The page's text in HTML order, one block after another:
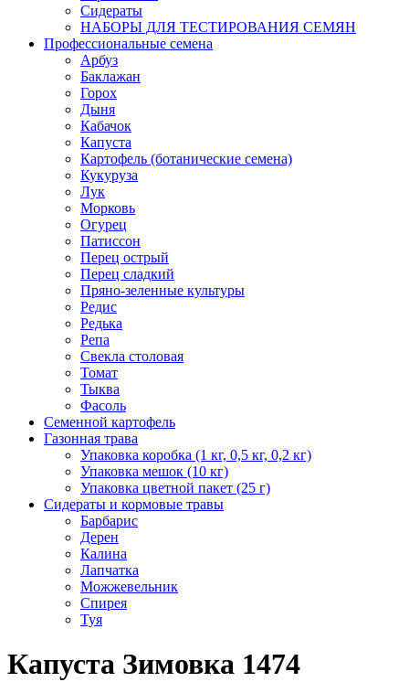
Сидераты
НАБОРЫ ДЛЯ ТЕСТИРОВАНИЯ СЕМЯН
Профессиональные семена
Арбуз
Баклажан
Горох
Дыня
Кабачок
Капуста
Картофель (ботанические семена)
Кукуруза
Лук
Морковь
Огурец
Патиссон
Перец острый
Перец сладкий
Пряно-зеленные культуры
Редис
Редька
Репа
Свекла столовая
Томат
Тыква
Фасоль
Семенной картофель
Газонная трава
Упаковка коробка (1 кг, 0,5 кг, 0,2 кг)
Упаковка мешок (10 кг)
Упаковка цветной пакет (25 г)
Сидераты и кормовые травы
Барбарис
Дерен
Калина
Лапчатка
Можжевельник
Спирея
Туя
Капуста Зимовка 1474